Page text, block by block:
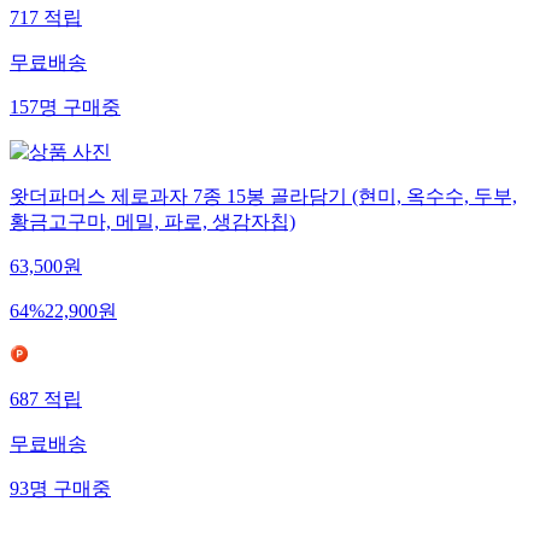
717 적립
무료배송
157명 구매중
왓더파머스 제로과자 7종 15봉 골라담기 (현미, 옥수수, 두부,
황금고구마, 메밀, 파로, 생감자칩)
63,500원
64%22,900원
687 적립
무료배송
93명 구매중